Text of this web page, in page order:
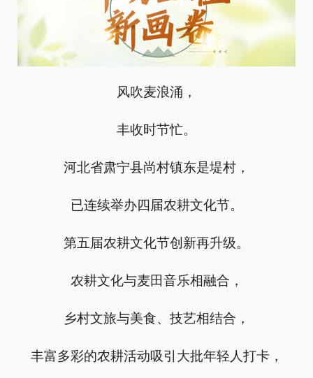
风吹麦浪涌，
丰收时节忙。
河北省肃宁县尚村镇东是堤村，
已连续举办四届农耕文化节。
第五届农耕文化节创新再升级。
农耕文化与麦田音乐相融合，
乡村文旅与美食、技艺相结合，
丰富多彩的农耕活动吸引大批年轻人打卡，